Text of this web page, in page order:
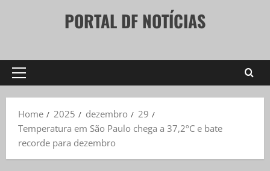
PORTAL DF NOTÍCIAS
Primary
Home
2025 dezembro
29
Temperatura em São Paulo chega a 37,2ºC e bate
recorde para dezembro